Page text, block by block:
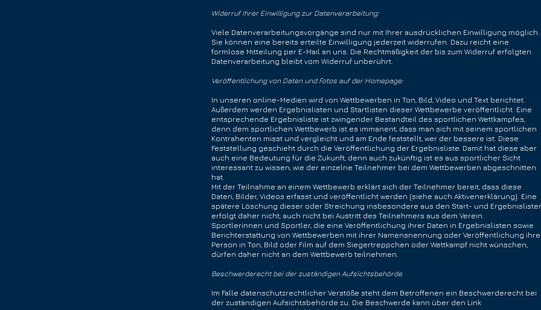
Widerruf Ihrer Einwilligung zur Datenverarbeitung:
Viele Datenverarbeitungsvorgänge sind nur mit Ihrer ausdrücklichen Einwilligung möglich.
Sie können eine bereits erteilte Einwilligung jederzeit widerrufen. Dazu reicht eine
formlose Mitteilung per E-Mail an uns. Die Rechtmäßigkeit der bis zum Widerruf erfolgten
Datenverarbeitung bleibt vom Widerruf unberührt.
Veröffentlichung von Daten und Fotos auf der Homepage:
In unseren online-Medien wird von Wettbewerben in Ton, Bild, Video und Text berichtet.
Außerdem werden Ergebnislisten und Startlisten dieser Wettbewerbe veröffentlicht. Eine
entsprechende Ergebnisliste ist zwingender Bestandteil des sportlichen Wettkampfes,
denn dem sportlichen Wettbewerb ist es immanent, dass man sich mit seinem sportlichen
Kontrahenten misst und vergleicht und am Ende feststellt, wer der bessere ist. Diese
Feststellung geschieht durch die Veröffentlichung der Ergebnisliste. Damit hat diese aber
auch eine Bedeutung für die Zukunft, denn auch zukünftig ist es aus sportlicher Sicht
interessant zu wissen, wie der einzelne Teilnehmer bei dem Wettbewerben abgeschnitten
hat.
Mit der Teilnahme an einem Wettbewerb erklärt sich der Teilnehmer bereit, dass diese
Daten, Bilder, Videos erfasst und veröffentlicht werden (siehe auch Aktivenerklärung). Eine
spätere Löschung dieser oder Streichung insbesondere aus den Start- und
erfolgt daher nicht; auch nicht bei Austritt des Teilnehmers aus dem Verein.
Sportlerinnen und Sportler, die eine Veröffentlichung ihrer Daten in Ergebnislisten sowie
Berichterstattung von Wettbewerben mit ihrer Namensnennung oder Veröffentlichung
Person in Ton, Bild oder Film auf dem Siegertreppchen oder Wettkampf nicht wünschen,
dürfen daher nicht an dem Wettbewerb teilnehmen.
Beschwerderecht bei der zuständigen Aufsichtsbehörde
Im Falle datenschutzrechtlicher Verstöße steht dem Betroffenen ein Beschwerderecht bei
der zuständigen Aufsichtsbehörde zu. Die Beschwerde kann über den Link